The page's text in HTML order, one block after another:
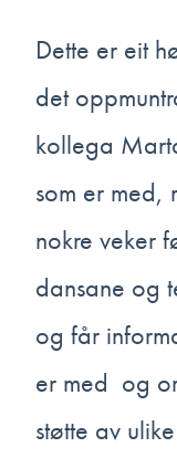
Dette er eit
det
kollega
som er med,
nokre veker
dansane og
og får
er med og
støtte av